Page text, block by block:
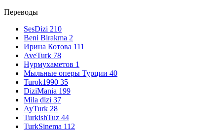
Переводы
SesDizi 210
Beni Birakma 2
Ирина Котова 111
AveTurk 78
Нурмухаметов 1
Мыльные оперы Турции 40
Turok1990 35
DiziMania 199
Mila dizi 37
AyTurk 28
TurkishTuz 44
TurkSinema 112